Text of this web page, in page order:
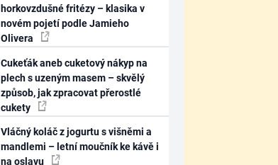
horkovzdušné fritézy – klasika v
novém pojetí podle Jamieho
Olivera
Cukeťák aneb cuketový nákyp na
plech s uzeným masem – skvělý
způsob, jak zpracovat přerostlé
cukety
Vláčný koláč z jogurtu s višněmi a
mandlemi – letní moučník ke kávě i
na oslavu